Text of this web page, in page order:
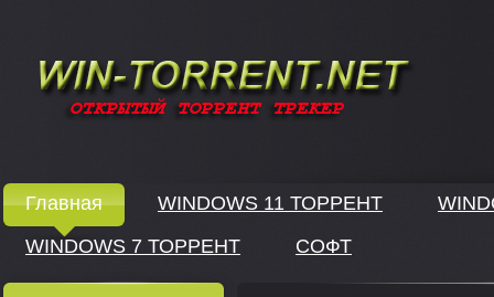
Главная WINDOWS 11 ТОРРЕНТ
WINDOWS 7 ТОРРЕНТ
СОФТ